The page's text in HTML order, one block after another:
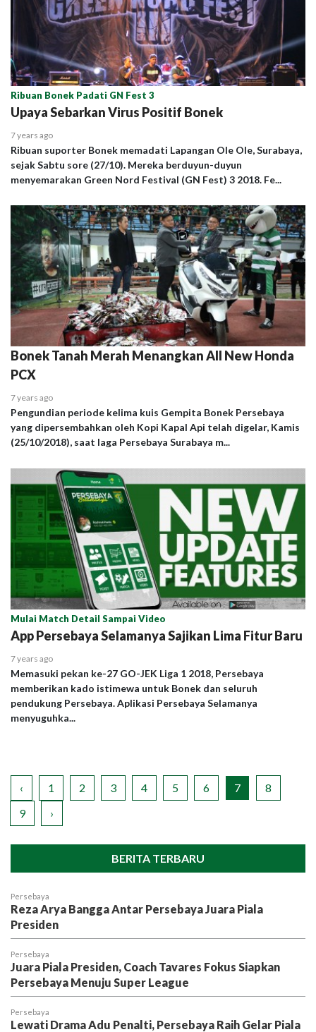
Ribuan Bonek Padati GN Fest 3
Upaya Sebarkan Virus Positif Bonek
7 years ago
Ribuan suporter Bonek memadati Lapangan Ole Ole, Surabaya,
sejak Sabtu sore (27/10). Mereka berduyun-duyun
menyemarakan Green Nord Festival (GN Fest) 3 2018. Fe...
Bonek Tanah Merah Menangkan All New Honda
PCX
7 years ago
Pengundian periode kelima kuis Gempita Bonek Persebaya
yang dipersembahkan oleh Kopi Kapal Api telah digelar, Kamis
(25/10/2018), saat laga Persebaya Surabaya m...
Mulai Match Detail Sampai Video
App Persebaya Selamanya Sajikan Lima Fitur Baru
7 years ago
Memasuki pekan ke-27 GO-JEK Liga 1 2018, Persebaya
memberikan kado istimewa untuk Bonek dan seluruh
pendukung Persebaya. Aplikasi Persebaya Selamanya
menyuguhka...
‹ 1 2 3 4 5 6 7
8
9
›
BERITA TERBARU
Persebaya
Reza Arya Bangga Antar Persebaya Juara Piala
Presiden
Persebaya
Juara Piala Presiden, Coach Tavares Fokus Siapkan
Persebaya Menuju Super League
Persebaya
Lewati Drama Adu Penalti, Persebaya Raih Gelar Piala